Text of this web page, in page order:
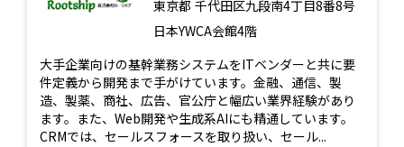
東京都 千代田区九段南4丁目8番8号
日本YWCA会館4階
大手企業向けの基幹業務システムをITベンダーと共に要
件定義から開発まで手がけています。金融、通信、製
造、製薬、商社、広告、官公庁と幅広い業界経験があり
ます。また、Web開発や生成系AIにも精通しています。
CRMでは、セールスフォースを取り扱い、セール...